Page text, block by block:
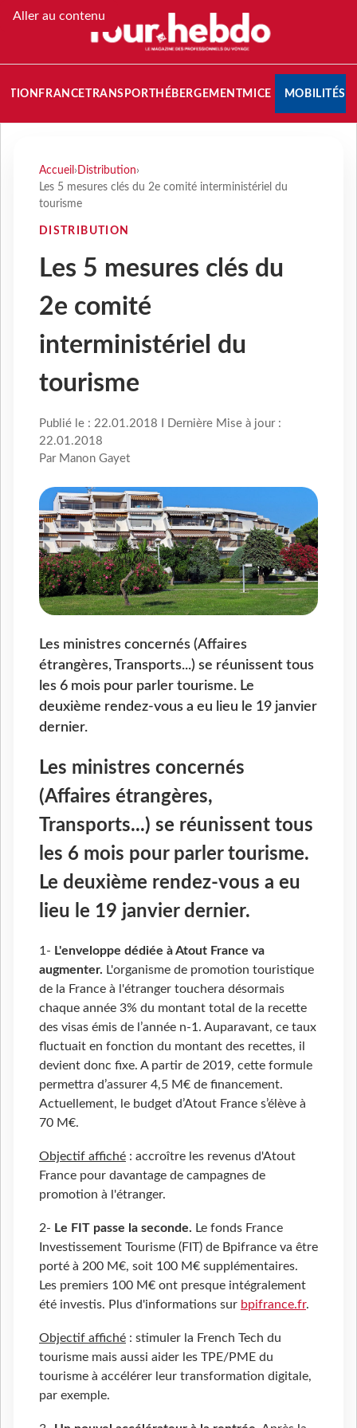
Aller au contenu
FRANCETRANSPORT HÉBERGEMENTMICE MOBILITÉS
Accueil › Distribution›
Les 5 mesures clés du 2e comité interministériel du
tourisme
DISTRIBUTION
Les 5 mesures clés du
2e comité
interministériel du
tourisme
Publié le : 22.01.2018 I Dernière Mise à jour :
22.01.2018
Par Manon Gayet
Les ministres concernés (Affaires
étrangères, Transports...) se réunissent tous
les 6 mois pour parler tourisme. Le
deuxième rendez-vous a eu lieu le 19 janvier
dernier.
Les ministres concernés
(Affaires étrangères,
Transports...) se réunissent tous
les 6 mois pour parler tourisme.
Le deuxième rendez-vous a eu
lieu le 19 janvier dernier.
1- L'enveloppe dédiée à Atout France va
augmenter. L'organisme de promotion touristique
de la France à l'étranger touchera désormais
chaque année 3% du montant total de la recette
des visas émis de l’année n-1. Auparavant, ce taux
fluctuait en fonction du montant des recettes, il
devient donc fixe. A partir de 2019, cette formule
permettra d’assurer 4,5 M€ de financement.
Actuellement, le budget d’Atout France s’élève à
70 M€.
Objectif affiché : accroître les revenus d'Atout
France pour davantage de campagnes de
promotion à l'étranger.
2- Le FIT passe la seconde. Le fonds France
Investissement Tourisme (FIT) de Bpifrance va être
porté à 200 M€, soit 100 M€ supplémentaires.
Les premiers 100 M€ ont presque intégralement
été investis. Plus d'informations sur bpifrance.fr.
Objectif affiché : stimuler la French Tech du
tourisme mais aussi aider les TPE/PME du
tourisme à accélérer leur transformation digitale,
par exemple.